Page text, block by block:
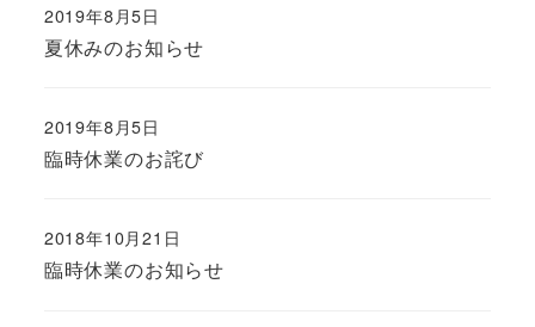
夏休みのお知らせ
2019年8月5日
臨時休業のお詫び
2019年8月5日
臨時休業のお知らせ
2018年10月21日